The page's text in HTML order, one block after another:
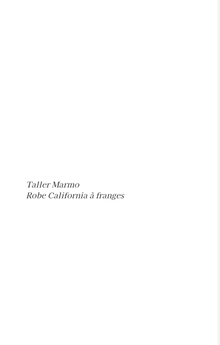
Taller Marmo
Robe California à franges